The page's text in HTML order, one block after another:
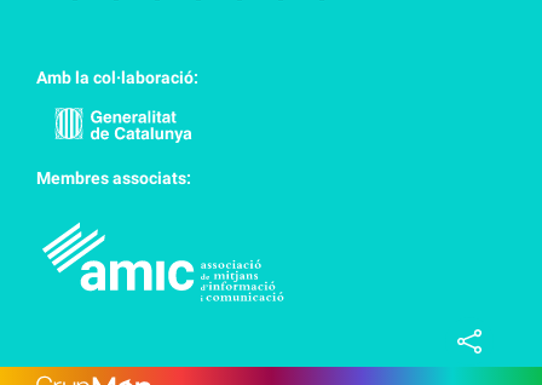
Amb la col·laboració:
Membres associats: